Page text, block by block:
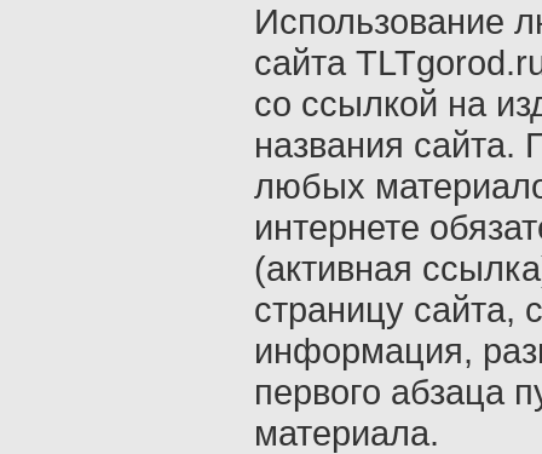
Использование
сайта
со ссылкой на
названия сайта.
любых
интернете
(активная
страницу сайта,
информация,
первого абзаца
материала.